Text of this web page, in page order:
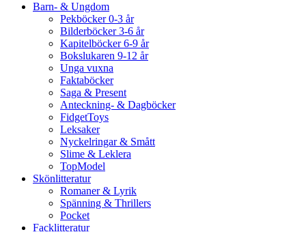
Barn- & Ungdom
Pekböcker 0-3 år
Bilderböcker 3-6 år
Kapitelböcker 6-9 år
Bokslukaren 9-12 år
Unga vuxna
Faktaböcker
Saga & Present
Anteckning- & Dagböcker
FidgetToys
Leksaker
Nyckelringar & Smått
Slime & Leklera
TopModel
Skönlitteratur
Romaner & Lyrik
Spänning & Thrillers
Pocket
Facklitteratur